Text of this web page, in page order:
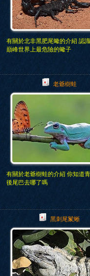
有關於北非黑肥尾蠍的介紹 認
巔峰世界上最危險的蠍子
老爺樹蛙
有關於老爺樹蛙的介紹 你知道
後尾巴去哪了嗎
黑刺尾鬣蜥